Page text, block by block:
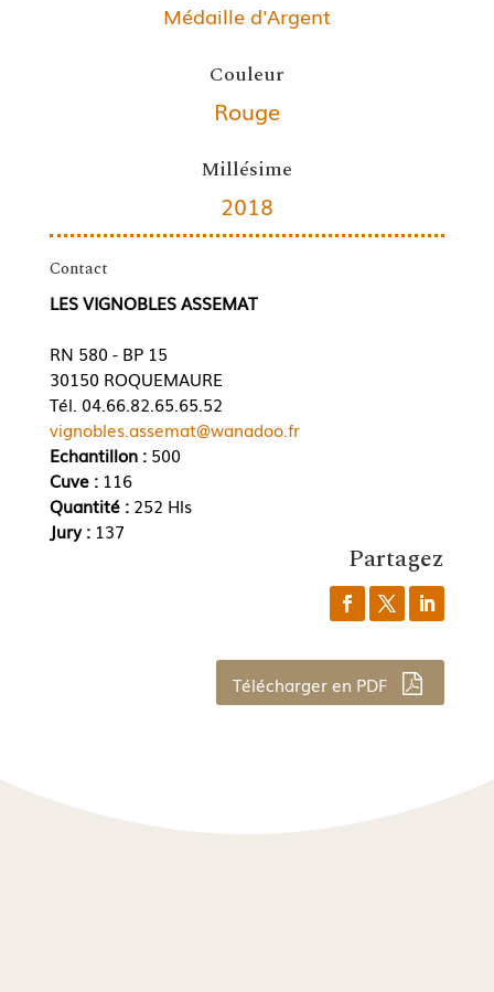
Médaille d'Argent
Couleur
Rouge
Millésime
2018
Contact
LES VIGNOBLES ASSEMAT
RN 580 - BP 15
30150 ROQUEMAURE
Tél. 04.66.82.65.65.52
vignobles.assemat@wanadoo.fr
Echantillon :500
Cuve : 116
Quantité : 252 Hls
Jury : 137
Partagez
Télécharger en PDF